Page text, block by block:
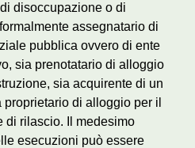
disoccupazione o di
assegnatario di
pubblica ovvero di ente
sia prenotatario di alloggio
sia acquirente di un
di alloggio per il
di rilascio. Il medesimo
esecuzioni può essere